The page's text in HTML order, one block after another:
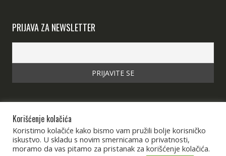
PRIJAVA ZA NEWSLETTER
Korišćenje kolačića
Koristimo kolačiće kako bismo vam pružili bolje korisničko
iskustvo. U skladu s novim smernicama o privatnosti,
moramo da vas pitamo za pristanak za korišćenje kolačića.